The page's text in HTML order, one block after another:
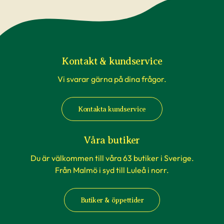
transport är inte underlag för reklamation. Om
du beställer till en av våra butiker, sköts detta av
rådande väderförhållanden.
När du köper häckväxter - före
plantering
Att förbereda grävningen är att rekommendera,
men tänk på att inte boka markanläggare,
hyrsläp eller andra tjänster kopplat till själva
planteringen innan du vet säkert att
häckplantorna är på plats hemma. Våra
leveranstider kan komma att ändras när du
exempelvis förbokat häckplantor långt i förväg.
Kontakt & kundservice
Vi svarar gärna på dina frågor.
Kontakta kundservice
Våra butiker
Du är välkommen till våra 63 butiker i Sverige.
Från Malmö i syd till Luleå i norr.
Butiker & öppettider